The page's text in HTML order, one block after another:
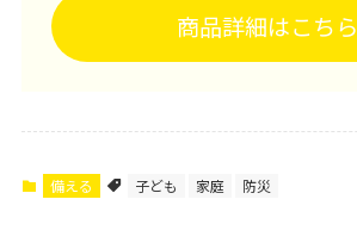
商品詳細はこちら
備える 子ども 家庭 防災